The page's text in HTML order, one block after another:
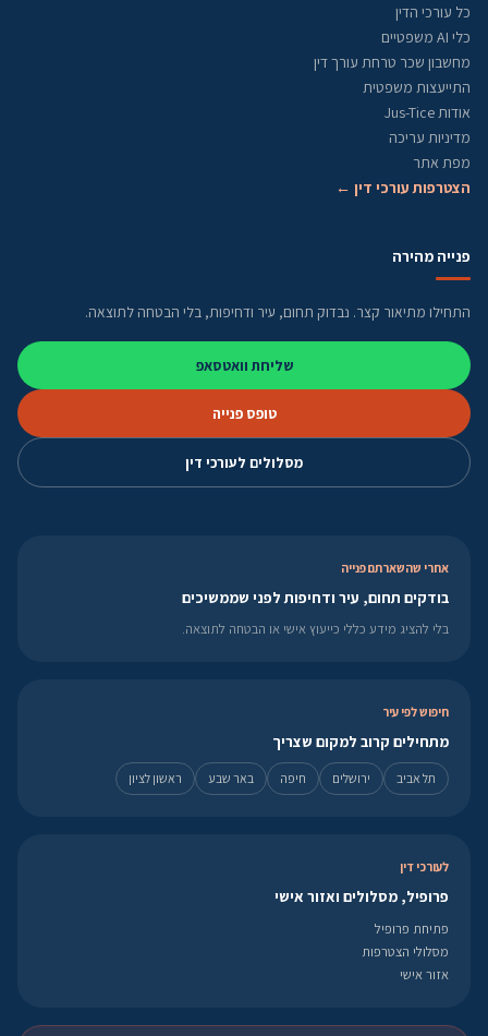
כל עורכי הדין
כלי AI משפטיים
מחשבון שכר טרחת עורך דין
התייעצות משפטית
אודות Jus-Tice
מדיניות עריכה
מפת אתר
הצטרפות עורכי דין ←
פנייה מהירה
התחילו מתיאור קצר. נבדוק תחום, עיר ודחיפות, בלי הבטחה לתוצאה.
שליחת וואטסאפ
טופס פנייה
מסלולים לעורכי דין
אחרי שהשארתם פנייה
בודקים תחום, עיר ודחיפות לפני שממשיכים
בלי להציג מידע כללי כייעוץ אישי או הבטחה לתוצאה.
חיפוש לפי עיר
מתחילים קרוב למקום שצריך
תל אביב ירושלים חיפה באר שבע ראשון לציון
לעורכי דין
פרופיל, מסלולים ואזור אישי
פתיחת פרופיל
מסלולי הצטרפות
אזור אישי